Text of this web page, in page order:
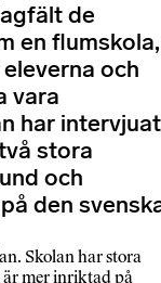
de
en flumskola,
och
vara
har intervjuat
stora
och
den
Skolan har stora
är mer inriktad på